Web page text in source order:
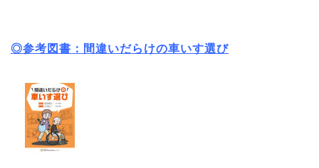
◎参考図書：間違いだらけの車いす選び